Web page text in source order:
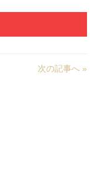
次の記事へ »